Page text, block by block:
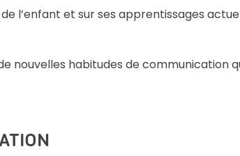
l’enfant et sur ses apprentissages
nouvelles habitudes de communication